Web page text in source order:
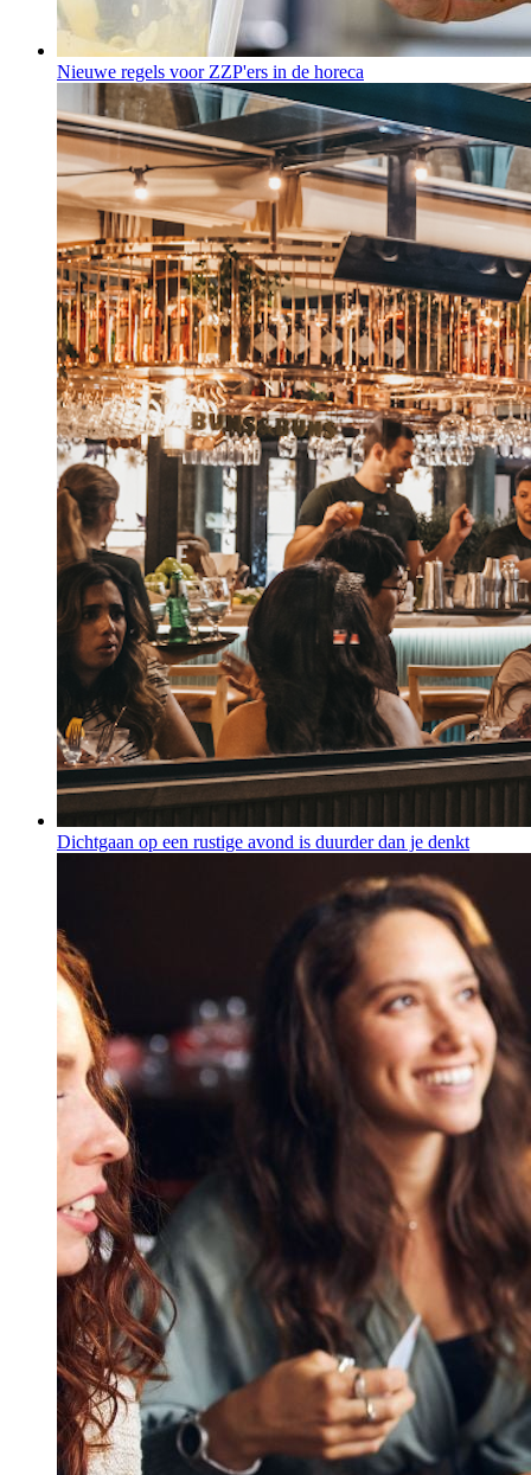
Nieuwe regels voor ZZP'ers in de horeca
Dichtgaan op een rustige avond is duurder dan je denkt